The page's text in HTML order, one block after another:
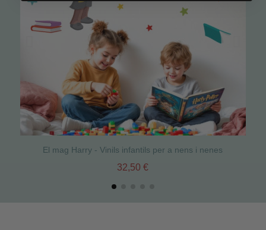
El mag Harry - Vinils infantils per a nens i nenes
32,50 €